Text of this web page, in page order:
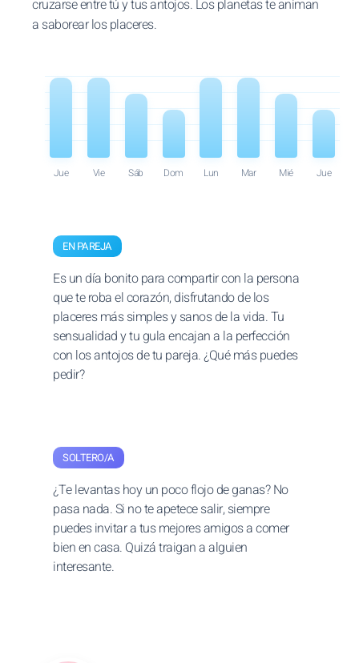
cruzarse entre tú y tus antojos. Los planetas te animan
a saborear los placeres.
Jue Vie Sáb Dom Lun Mar Mié Jue
EN PAREJA
Es un día bonito para compartir con la persona
que te roba el corazón, disfrutando de los
placeres más simples y sanos de la vida. Tu
sensualidad y tu gula encajan a la perfección
con los antojos de tu pareja. ¿Qué más puedes
pedir?
SOLTERO/A
¿Te levantas hoy un poco flojo de ganas? No
pasa nada. Si no te apetece salir, siempre
puedes invitar a tus mejores amigos a comer
bien en casa. Quizá traigan a alguien
interesante.